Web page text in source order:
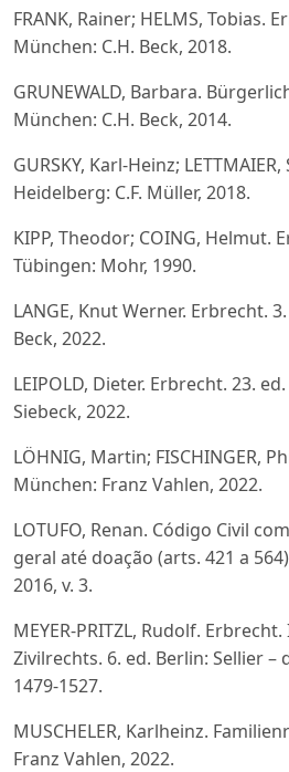
FRANK, Rainer; HELMS, Tobias.
München: C.H. Beck, 2018.
GRUNEWALD, Barbara.
München: C.H. Beck, 2014.
GURSKY, Karl-Heinz;
Heidelberg: C.F. Müller, 2018.
KIPP, Theodor; COING, Helmut.
Tübingen: Mohr, 1990.
LANGE, Knut Werner. Erbrecht.
Beck, 2022.
LEIPOLD, Dieter. Erbrecht. 23.
Siebeck, 2022.
LÖHNIG, Martin; FISCHINGER,
München: Franz Vahlen, 2022.
LOTUFO, Renan. Código Civil
geral até doação (arts. 421 a
2016, v. 3.
MEYER-PRITZL, Rudolf.
Zivilrechts. 6. ed. Berlin: Sellier –
1479-1527.
MUSCHELER, Karlheinz.
Franz Vahlen, 2022.